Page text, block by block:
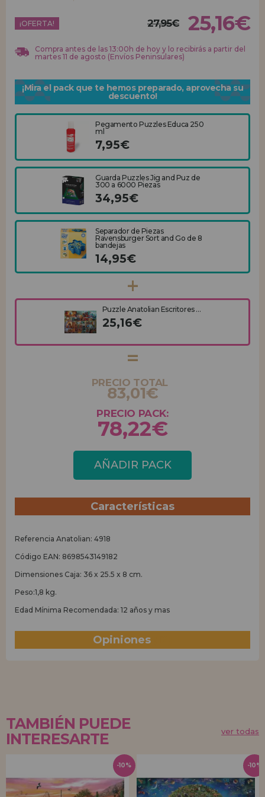
REGISTRO DISTRIBUIDOR
¡OFERTA! 27,95€ 25,16€
Compra antes de las 13:00h de hoy y lo recibirás a partir del
martes 11 de agosto (Envíos Peninsulares)
¡Mira el pack que te hemos preparado, aprovecha su
descuento!
Pegamento Puzzles Educa 250
ml
7,95€
Guarda Puzzles Jig and Puz de
300 a 6000 Piezas
34,95€
Separador de Piezas
Ravensburger Sort and Go de 8
bandejas
14,95€
Puzzle Anatolian Escritores ...
25,16€
PRECIO TOTAL
83,01€
PRECIO PACK:
78,22€
AÑADIR PACK
Características
Referencia Anatolian: 4918
Código EAN: 8698543149182
Dimensiones Caja: 36 x 25.5 x 8 cm.
Peso:1,8 kg.
Edad Mínima Recomendada: 12 años y mas
Opiniones
TAMBIÉN PUEDE
INTERESARTE
ver todas
-10% -10%